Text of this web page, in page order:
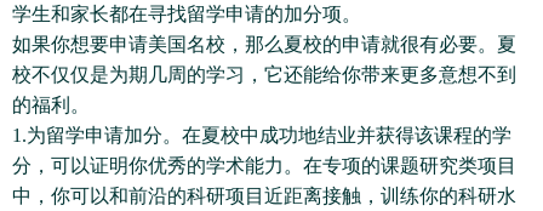
学生和家长都在寻找留学申请的加分项。
如果你想要申请美国名校，那么夏校的申请就很有必要。夏
校不仅仅是为期几周的学习，它还能给你带来更多意想不到
的福利。
1.为留学申请加分。在夏校中成功地结业并获得该课程的学
分，可以证明你优秀的学术能力。在专项的课题研究类项目
中，你可以和前沿的科研项目近距离接触，训练你的科研水